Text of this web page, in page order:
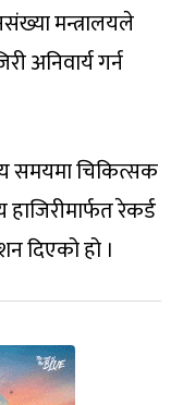
मन्त्रालयले
अनिवार्य गर्न
समयमा चिकित्सक
रेकर्ड
दिएको हो ।